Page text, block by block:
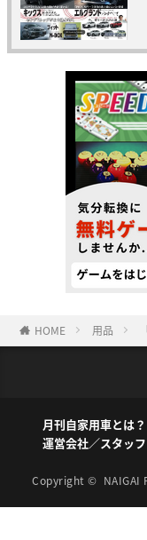
HOME 用品
月刊自家用車とは？
運営会社／スタッフ
Copyright © NAIGAI